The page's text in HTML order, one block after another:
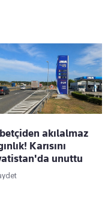
akılalmaz
Karısını
unuttu